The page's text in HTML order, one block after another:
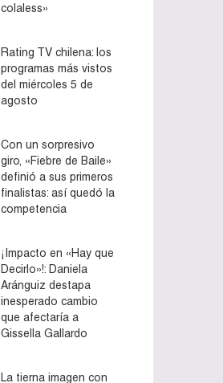
colaless»
Rating TV chilena: los
programas más vistos
del miércoles 5 de
agosto
Con un sorpresivo
giro, «Fiebre de Baile»
definió a sus primeros
finalistas: así quedó la
competencia
¡Impacto en «Hay que
Decirlo»!: Daniela
Aránguiz destapa
inesperado cambio
que afectaría a
Gissella Gallardo
La tierna imagen con